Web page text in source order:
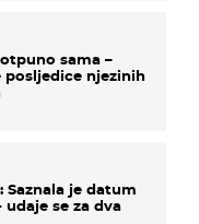
sama –
posljedice njezinih
Saznala je datum
udaje se za dva